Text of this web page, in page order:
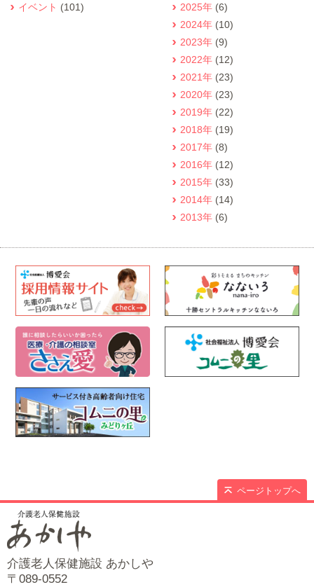
イベント (101)
2025年 (6)
2024年 (10)
2023年 (9)
2022年 (12)
2021年 (23)
2020年 (23)
2019年 (22)
2018年 (19)
2017年 (8)
2016年 (12)
2015年 (33)
2014年 (14)
2013年 (6)
ページトップへ
介護老人保健施設 あかしや
〒089-0552